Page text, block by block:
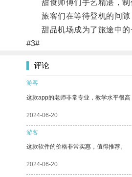
甜食师傅们手艺精湛，制
旅客们在等待登机的间隙
甜品机场成为了旅途中的
#3#
评论
游客
这款app的老师非常专业，教学水平很高
2024-06-20
游客
这款软件的价格非常实惠，值得推荐。
2024-06-20